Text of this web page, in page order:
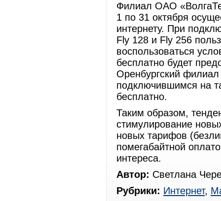
Филиал ОАО
1 по 31 октября
интернету. При
Fly 128 и Fly 256
воспользоваться
бесплатно будет
Оренбургский
подключившимся на
бесплатно.
Таким образом,
стимулирование
новых тарифов
помегабайтной
интереса.
Автор: Светлана
Рубрики: Интернет,